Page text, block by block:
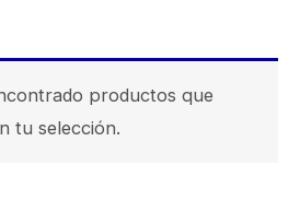
productos que
tu selección.